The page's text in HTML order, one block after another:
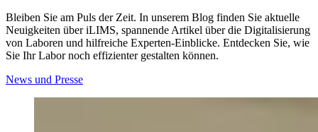
Bleiben Sie am Puls der Zeit. In unserem Blog finden Sie aktuelle
Neuigkeiten über iLIMS, spannende Artikel über die Digitalisierung
von Laboren und hilfreiche Experten-Einblicke. Entdecken Sie, wie
Sie Ihr Labor noch effizienter gestalten können.
News und Presse